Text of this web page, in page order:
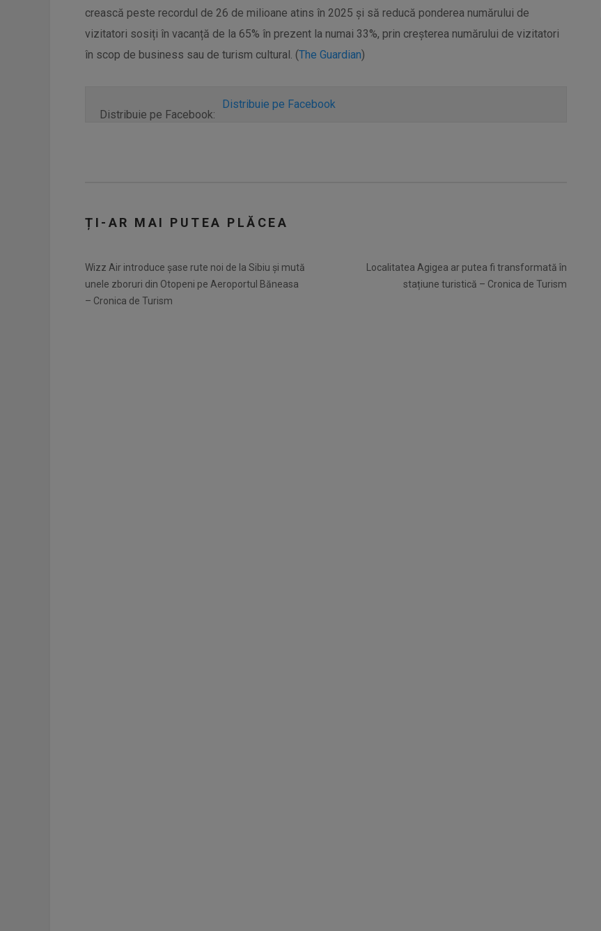
crească peste recordul de 26 de milioane atins în 2025 și să reducă ponderea numărului de
vizitatori sosiți în vacanță de la 65% în prezent la numai 33%, prin creșterea numărului de vizitatori
în scop de business sau de turism cultural. (The Guardian)
Distribuie pe Facebook:
Distribuie pe Facebook
ȚI-AR MAI PUTEA PLĂCEA
Wizz Air introduce șase rute noi de la Sibiu și mută
unele zboruri din Otopeni pe Aeroportul Băneasa
– Cronica de Turism
Localitatea Agigea ar putea fi transformată în
stațiune turistică – Cronica de Turism